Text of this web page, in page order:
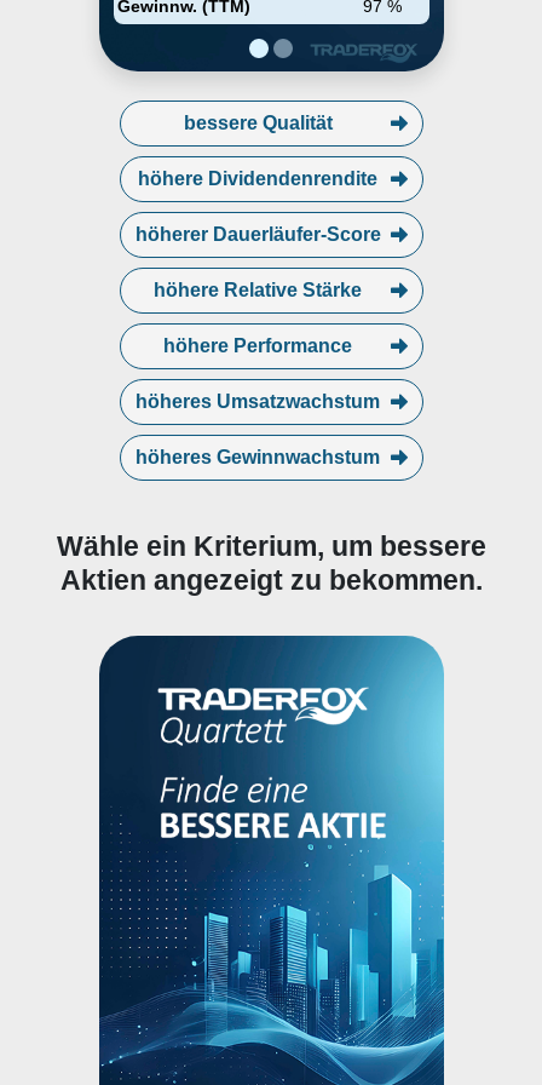
Gewinnw. (TTM)
97 %
Delaware Management Holding
und die Lincoln National (UK) plc.
bessere Qualität
höhere Dividendenrendite
höherer Dauerläufer-Score
höhere Relative Stärke
höhere Performance
höheres Umsatzwachstum
höheres Gewinnwachstum
Wähle ein Kriterium, um bessere
Aktien angezeigt zu bekommen.